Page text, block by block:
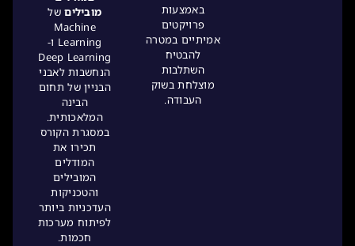
באמצעות
פרויקטים
אמיתיים במטרה
להבטיח
השתלבות
מוצלחת בשוק
העבודה.
מוביליםשל
Machine
Learning ו-
Deep Learning
הנחשבות לאבני
הבניין של תחום
הבינה
המלאכותית.
במסגרת הקורס
תכירו את
המודלים
המובילים
והטכניקות
העדכניות ביותר
לפיתוח מערכות
חכמות.